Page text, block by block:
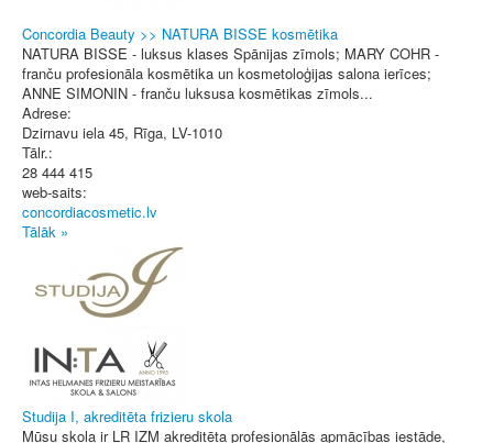
Concordia Beauty >> NATURA BISSE kosmētika
NATURA BISSE - luksus klases Spānijas zīmols; MARY COHR -
franču profesionāla kosmētika un kosmetoloģijas salona ierīces;
ANNE SIMONIN - franču luksusa kosmētikas zīmols...
Adrese:
Dzirnavu iela 45, Rīga, LV-1010
Tālr.:
28 444 415
web-saits:
concordiacosmetic.lv
Tālāk »
Studija I, akreditēta frizieru skola
Mūsu skola ir LR IZM akreditēta profesionālās apmācības iestāde,